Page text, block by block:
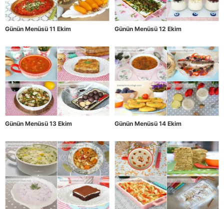
Günün Menüsü 11 Ekim Günün Menüsü 12 Ekim
Günün Menüsü 13 Ekim Günün Menüsü 14 Ekim